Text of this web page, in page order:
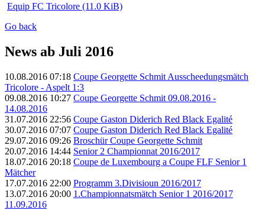
Equip FC Tricolore (11.0 KiB)
Go back
News ab Juli 2016
10.08.2016 07:18 Coupe Georgette Schmit Ausscheedungsmätch
Tricolore - Aspelt 1:3
09.08.2016 10:27 Coupe Georgette Schmit 09.08.2016 -
14.08.2016
31.07.2016 22:56 Coupe Gaston Diderich Red Black Egalité
30.07.2016 07:07 Coupe Gaston Diderich Red Black Egalité
29.07.2016 09:26 Broschür Coupe Georgette Schmit
20.07.2016 14:44 Senior 2 Championnat 2016/2017
18.07.2016 20:18 Coupe de Luxembourg a Coupe FLF Senior 1
Mätcher
17.07.2016 22:00 Programm 3.Divisioun 2016/2017
13.07.2016 20:00 1.Championnatsmätch Senior 1 2016/2017
11.09.2016